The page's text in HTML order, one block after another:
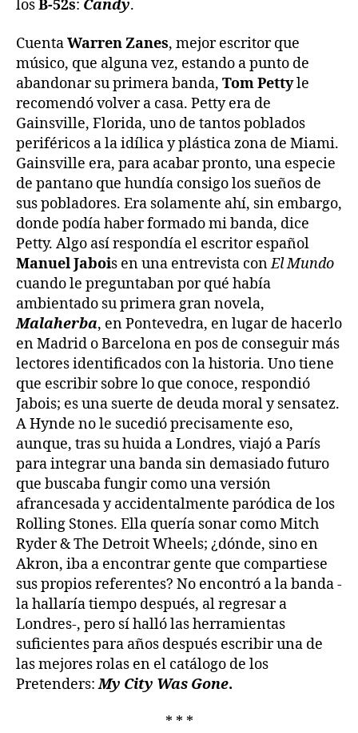
losB-52s: Candy.
CuentaWarren Zanes, mejor escritor que
músico, que alguna vez, estando a punto de
abandonar su primera banda, Tom Pettyle
recomendó volver a casa. Petty era de
Gainsville, Florida, uno de tantos poblados
periféricos a la idílica y plástica zona de Miami.
Gainsville era, para acabar pronto, una especie
de pantano que hundía consigo los sueños de
sus pobladores. Era solamente ahí, sin embargo,
donde podía haber formado mi banda, dice
Petty. Algo así respondía el escritor español
Manuel Jabois en una entrevista conEl Mundo
cuando le preguntaban por qué había
ambientado su primera gran novela,
Malaherba, en Pontevedra, en lugar de hacerlo
en Madrid o Barcelona en pos de conseguir más
lectores identificados con la historia. Uno tiene
que escribir sobre lo que conoce, respondió
Jabois; es una suerte de deuda moral y sensatez.
A Hynde no le sucedió precisamente eso,
aunque, tras su huida a Londres, viajó a París
para integrar una banda sin demasiado futuro
que buscaba fungir como una versión
afrancesada y accidentalmente paródica de los
Rolling Stones. Ella quería sonar como Mitch
Ryder & The Detroit Wheels; ¿dónde, sino en
Akron, iba a encontrar gente que compartiese
sus propios referentes? No encontró a la banda -
la hallaría tiempo después, al regresar a
Londres-, pero sí halló las herramientas
suficientes para años después escribir una de
las mejores rolas en el catálogo de los
Pretenders:My City Was Gone.
* * *